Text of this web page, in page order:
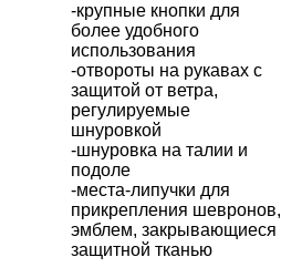
-крупные кнопки для
более удобного
использования
-отвороты на рукавах с
защитой от ветра,
регулируемые
шнуровкой
-шнуровка на талии и
подоле
-места-липучки для
прикрепления шевронов,
эмблем, закрывающиеся
защитной тканью